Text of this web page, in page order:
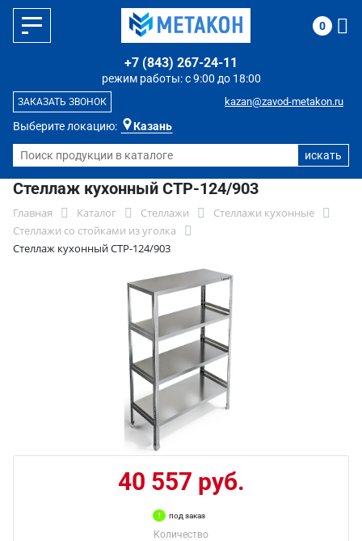
Выберите локацию: Казань
режим работы: с 9:00 до 18:00
+7 (843) 267-24-11
kazan@zavod-metakon.ru
ЗАКАЗАТЬ ЗВОНОК
0
Стеллаж кухонный СТР-124/903
Главная Каталог Стеллажи
Стеллажи кухонные
Стеллажи со стойками из уголка
Стеллаж кухонный СТР-124/903
40 557 руб.
под заказ
Количество